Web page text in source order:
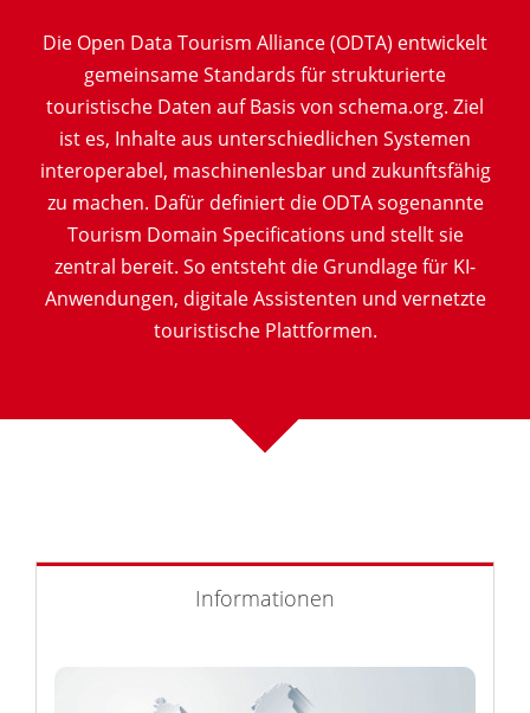
Die Open Data Tourism Alliance (ODTA) entwickelt
gemeinsame Standards für strukturierte
touristische Daten auf Basis von schema.org. Ziel
ist es, Inhalte aus unterschiedlichen Systemen
interoperabel, maschinenlesbar und zukunftsfähig
zu machen. Dafür definiert die ODTA sogenannte
Tourism Domain Specifications und stellt sie
zentral bereit. So entsteht die Grundlage für KI-
Anwendungen, digitale Assistenten und vernetzte
touristische Plattformen.
Informationen